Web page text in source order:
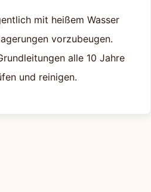
mit heißem Wasser
vorzubeugen.
alle 10 Jahre
und reinigen.